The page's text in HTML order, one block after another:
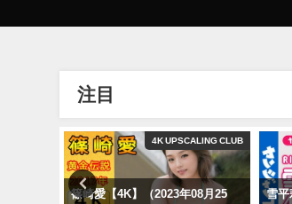
注目
4K UPSCALING CLUB
篠崎愛【4K】（2023年08月25
雪平